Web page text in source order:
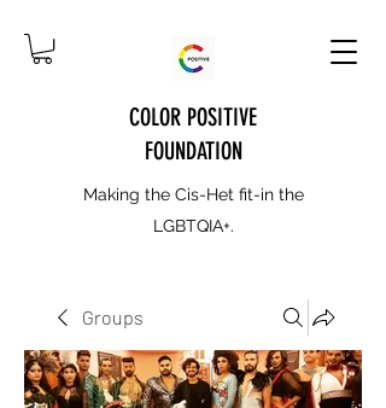
COLOR POSITIVE
FOUNDATION
Making the Cis-Het fit-in the
LGBTQIA+.
Groups